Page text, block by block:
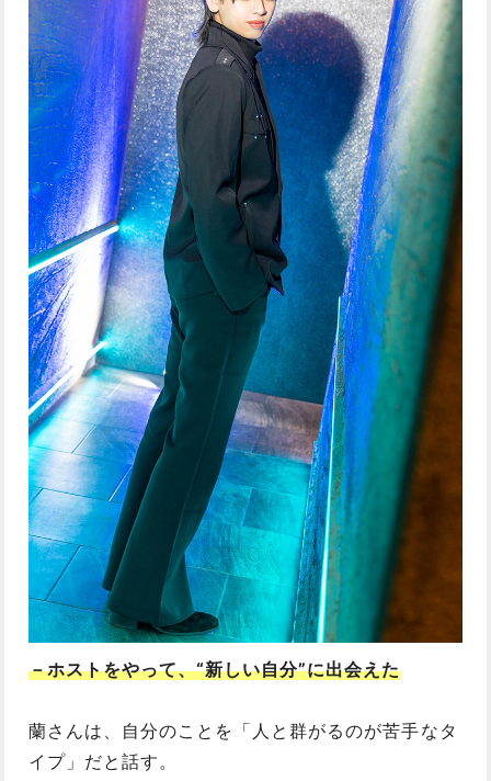
－ホストをやって、“新しい自分”に出会えた
蘭さんは、自分のことを「人と群がるのが苦手なタ
イプ」だと話す。